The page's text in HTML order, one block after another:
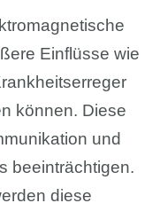
Einflüsse wie
können. Diese
und
beeinträchtigen.
diese